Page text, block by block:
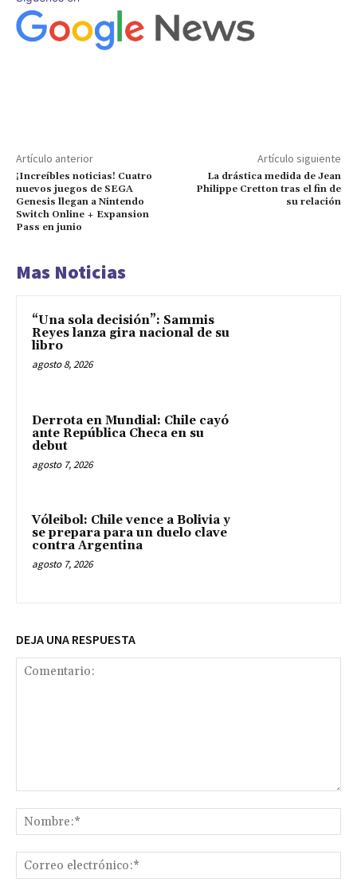
Artículo anterior
¡Increíbles noticias! Cuatro
nuevos juegos de SEGA
Genesis llegan a Nintendo
Switch Online + Expansion
Pass en junio
Artículo siguiente
La drástica medida de Jean
Philippe Cretton tras el fin de
su relación
Mas Noticias
“Una sola decisión”: Sammis
Reyes lanza gira nacional de su
libro
agosto 8, 2026
Derrota en Mundial: Chile cayó
ante República Checa en su
debut
agosto 7, 2026
Vóleibol: Chile vence a Bolivia y
se prepara para un duelo clave
contra Argentina
agosto 7, 2026
DEJA UNA RESPUESTA